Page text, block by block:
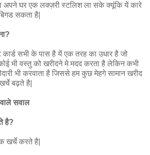
वे अपने घर एक लक्ज़री स्टलिश ला सके क्यूंकि यें कारे
सकता है|
सभी के पास है यें एक तरह का उधार है जो
भी वस्तु को खरीदने मे मदद करता है लेकिन कभी
भी करवाता है जिससे हम कुछ मेहगे सामान खरीद
बढ़ते है|
सवाल
है?
खर्चे करते है|